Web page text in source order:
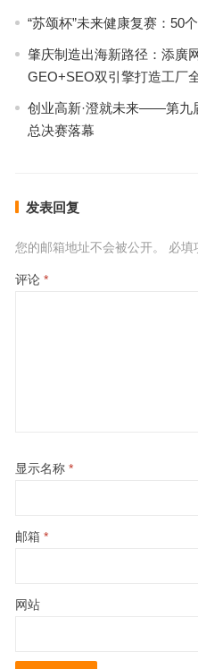
“苏颂杯”未来健康复赛：50
肇庆制造出海新路径：添廣
GEO+SEO双引擎打造工厂
创业高新·澄就未来——第九
总决赛落幕
发表回复
您的邮箱地址不会被公开。 必填
评论 *
显示名称 *
邮箱 *
网站